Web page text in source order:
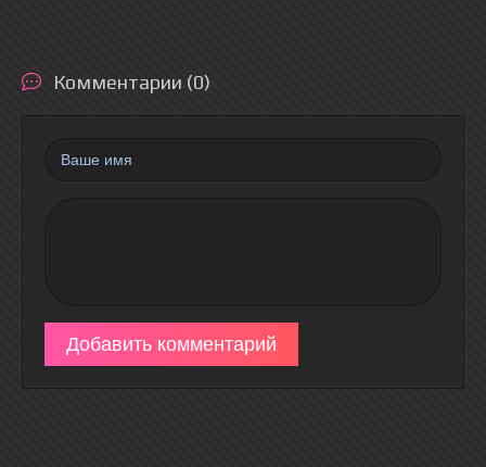
Комментарии (0)
Добавить комментарий